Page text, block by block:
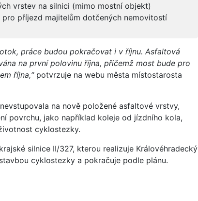
vrstev na silnici (mimo mostní objekt)
příjezd majitelům dotčených nemovitostí
práce budou pokračovat i v říjnu. Asfaltová
na první polovinu října, přičemž most bude pro
října,“potvrzuje na webu města místostarosta
na nově položené asfaltové vrstvy,
povrchu, jako například koleje od jízdního kola,
cyklostezky.
silnice II/327, kterou realizuje Královéhradecký
cyklostezky a pokračuje podle plánu.